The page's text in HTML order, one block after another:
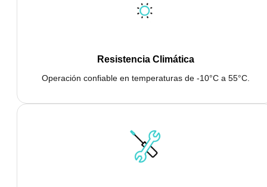
Resistencia Climática
Operación confiable en temperaturas de -10°C a 55°C.